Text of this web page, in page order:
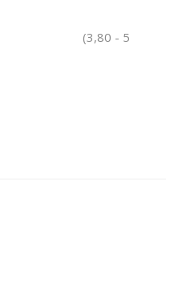
(3,80 - 5